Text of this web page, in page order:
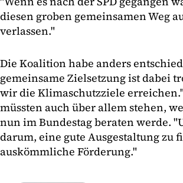
diesen groben gemeinsamen Weg
verlassen."
Die Koalition habe anders
gemeinsame Zielsetzung ist dabei
wir die Klimaschutzziele
müssten auch über allem stehen,
nun im Bundestag beraten werde.
darum, eine gute Ausgestaltung zu
auskömmliche Förderung."